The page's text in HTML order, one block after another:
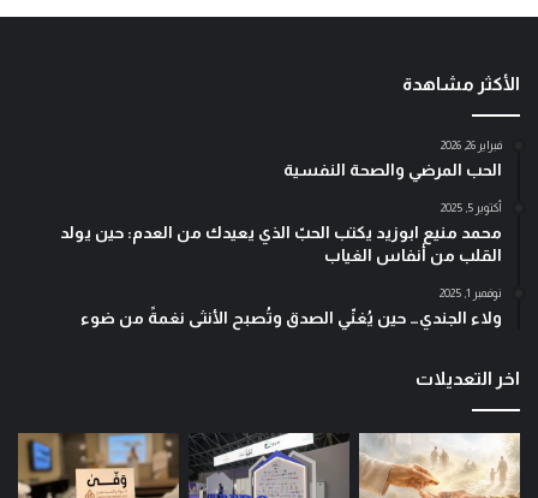
الأكثر مشاهدة
فبراير 26, 2026
الحب المرضي والصحة النفسية
أكتوبر 5, 2025
محمد منيع ابوزيد يكتب الحبّ الذي يعيدك من العدم: حين يولد
القلب من أنفاس الغياب
نوفمبر 1, 2025
ولاء الجندي… حين يُغنّي الصدق وتُصبح الأنثى نغمةً من ضوء
اخر التعديلات